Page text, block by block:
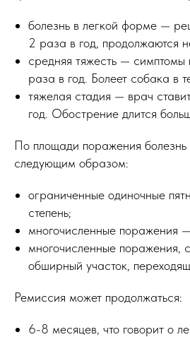
болезнь в легкой форме —
2 раза в год, продолжаются
средняя тяжесть — симптомы
раза в год. Болеет собака в
тяжелая стадия — врач
год. Обострение длится
По площади поражения болезнь
следующим образом:
ограниченные одиночные
степень;
многочисленные поражения
многочисленные поражения,
обширный участок,
Ремиссия может продолжаться:
6-8 месяцев, что говорит о